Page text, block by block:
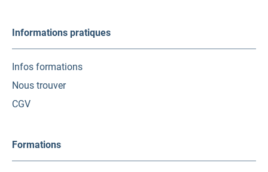
Informations pratiques
Infos formations
Nous trouver
CGV
Formations